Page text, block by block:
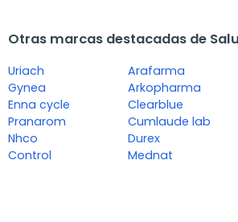
Otras marcas destacadas de
Uriach
Gynea
Enna cycle
Pranarom
Nhco
Control
Arafarma
Arkopharma
Clearblue
Cumlaude lab
Durex
Mednat